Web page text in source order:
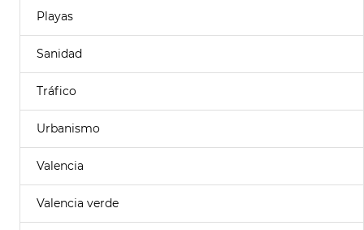
Playas
Sanidad
Tráfico
Urbanismo
Valencia
Valencia verde